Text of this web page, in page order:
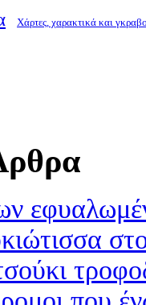
Χάρτες, χαρακτικά και